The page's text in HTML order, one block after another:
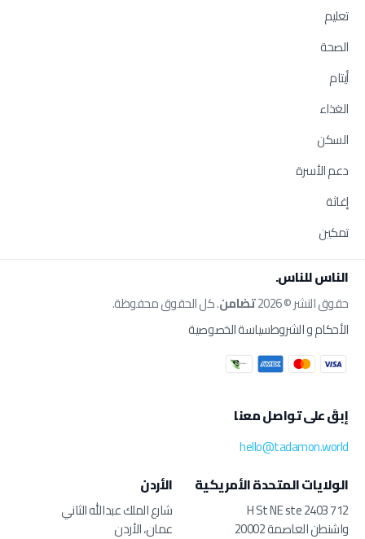
تعليم
الصحة
أيتام
الغذاء
السكن
دعم الأسرة
إغاثة
تمكين
الناس للناس.
حقوق النشر © 2026 تضامن. كل الحقوق محفوظة.
الأحكام و الشروطسياسة الخصوصية
إبقَ على تواصل معنا
hello@tadamon.world
الولايات المتحدة الأمريكية
712 H St NE ste 2403
واشنطن العاصمة 20002
الأردن
شارع الملك عبدالله الثاني
عمان، الأردن